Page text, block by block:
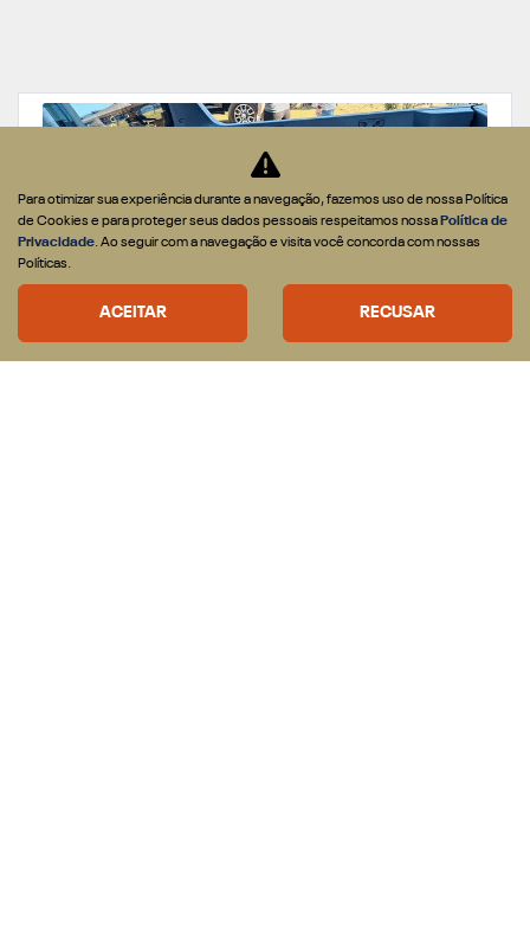
Para otimizar sua experiência durante a navegação, fazemos uso de nossa Política
de Cookies e para proteger seus dados pessoais respeitamos nossa Política de
Privacidade. Ao seguir com a navegação e visita você concorda com nossas
Políticas.
ACEITAR RECUSAR